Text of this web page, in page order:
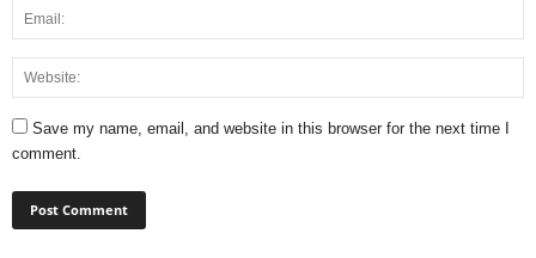
Save my name, email, and website in this browser for the next time I
comment.